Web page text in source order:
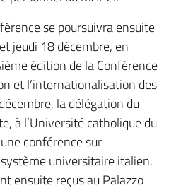
se poursuivra ensuite
jeudi 18 décembre, en
édition de la Conférence
et l’internationalisation des
la délégation du
à l’Université catholique du
conférence sur
universitaire italien.
ensuite reçus au Palazzo